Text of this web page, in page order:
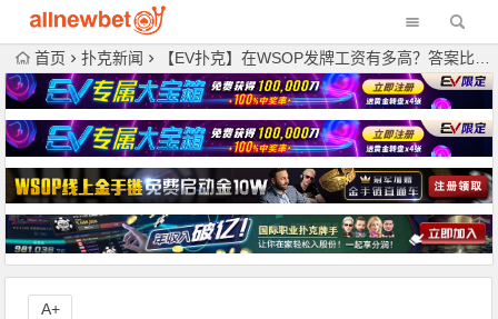
首页 扑克新闻 【EV扑克】在WSOP发牌工资有多高？答案比你想的还惊人
A+